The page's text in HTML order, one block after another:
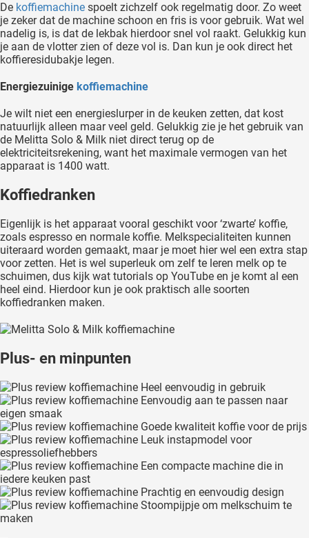
De koffiemachine spoelt zichzelf ook regelmatig door. Zo weet
je zeker dat de machine schoon en fris is voor gebruik. Wat wel
nadelig is, is dat de lekbak hierdoor snel vol raakt. Gelukkig kun
je aan de vlotter zien of deze vol is. Dan kun je ook direct het
koffieresidubakje legen.
Energiezuinige koffiemachine
Je wilt niet een energieslurper in de keuken zetten, dat kost
natuurlijk alleen maar veel geld. Gelukkig zie je het gebruik van
de Melitta Solo & Milk niet direct terug op de
elektriciteitsrekening, want het maximale vermogen van het
apparaat is 1400 watt.
Koffiedranken
Eigenlijk is het apparaat vooral geschikt voor ‘zwarte’ koffie,
zoals espresso en normale koffie. Melkspecialiteiten kunnen
uiteraard worden gemaakt, maar je moet hier wel een extra stap
voor zetten. Het is wel superleuk om zelf te leren melk op te
schuimen, dus kijk wat tutorials op YouTube en je komt al een
heel eind. Hierdoor kun je ook praktisch alle soorten
koffiedranken maken.
Plus- en minpunten
Heel eenvoudig in gebruik
Eenvoudig aan te passen naar
eigen smaak
Goede kwaliteit koffie voor de prijs
Leuk instapmodel voor
espressoliefhebbers
Een compacte machine die in
iedere keuken past
Prachtig en eenvoudig design
Stoompijpje om melkschuim te
maken